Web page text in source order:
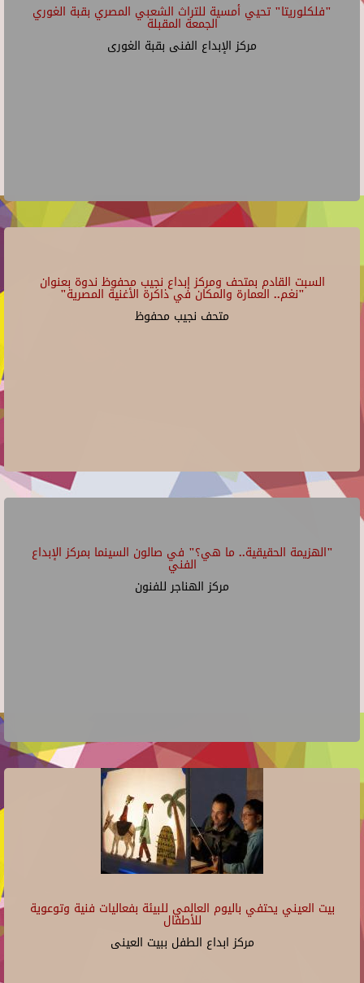
"فلكلوريتا" تحيي أمسية للتراث الشعبي المصري بقبة الغوري
الجمعة المقبلة
مركز الإبداع الفنى بقبة الغورى
السبت القادم بمتحف ومركز إبداع نجيب محفوظ ندوة بعنوان
"نغم.. العمارة والمكان في ذاكرة الأغنية المصرية"
متحف نجيب محفوظ
"الهزيمة الحقيقية.. ما هي؟" في صالون السينما بمركز الإبداع
الفني
مركز الهناجر للفنون
بيت العيني يحتفي باليوم العالمي للبيئة بفعاليات فنية وتوعوية
للأطفال
مركز ابداع الطفل ببيت العينى